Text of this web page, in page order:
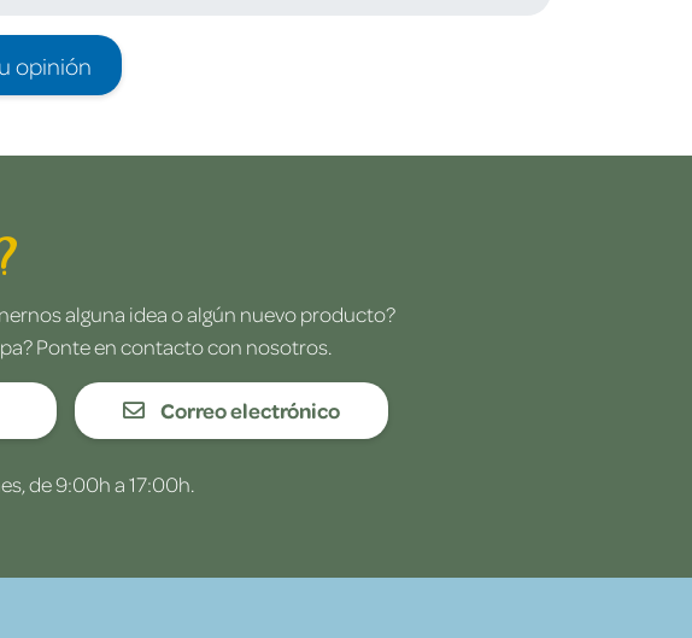
opinión
alguna idea o algún nuevo producto?
Ponte en contacto con nosotros.
Correo electrónico
de 9:00h a 17:00h.